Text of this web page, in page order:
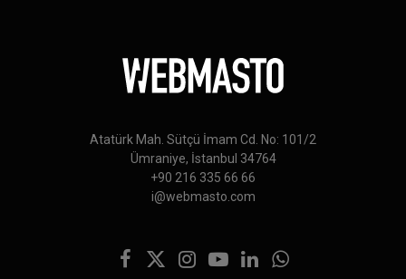
Atatürk Mah. Sütçü İmam Cd. No: 101/2
Ümraniye, İstanbul 34764
+90 216 335 66 66
i@webmasto.com
Facebook
X
Instagram
YouTubeLinkedInWhatsApp